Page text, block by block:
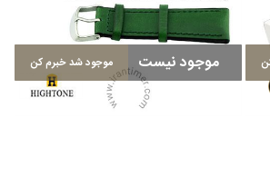
موجود نیست موجود شد خبرم کن